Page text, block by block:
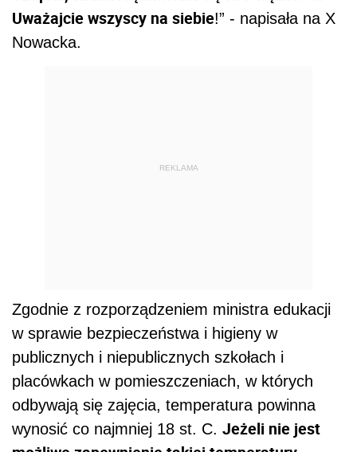
Uważajcie wszyscy na siebie!” - napisała na X
Nowacka.
REKLAMA
Zgodnie z rozporządzeniem ministra edukacji
w sprawie bezpieczeństwa i higieny w
publicznych i niepublicznych szkołach i
placówkach w pomieszczeniach, w których
odbywają się zajęcia, temperatura powinna
wynosić co najmniej 18 st. C. Jeżeli nie jest